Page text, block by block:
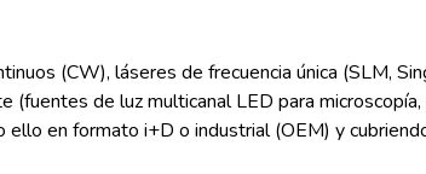
(CW), láseres de frecuencia única (SLM,
de luz multicanal LED para
en formato i+D o industrial (OEM) y